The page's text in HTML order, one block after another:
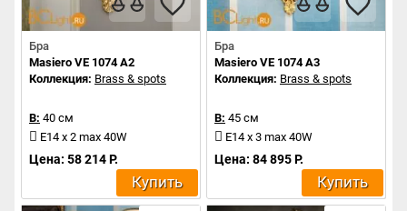
Бра
Masiero VE 1074 A2
Коллекция: Brass & spots
В: 40 см
E14 x 2 max 40W
Цена: 58 214 Р.
Купить
Бра
Masiero VE 1074 A3
Коллекция: Brass & spots
В: 45 см
E14 x 3 max 40W
Цена: 84 895 Р.
Купить